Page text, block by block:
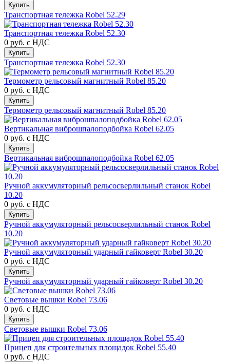
Купить
Транспортная тележка Robel 52.29
Транспортная тележка Robel 52.30
0 руб. с НДС
Купить
Транспортная тележка Robel 52.30
Термометр рельсовый магнитный Robel 85.20
0 руб. с НДС
Купить
Термометр рельсовый магнитный Robel 85.20
Вертикальная виброшпалоподбойка Robel 62.05
0 руб. с НДС
Купить
Вертикальная виброшпалоподбойка Robel 62.05
Ручной аккумуляторный рельсосверлильный станок Robel
10.20
0 руб. с НДС
Купить
Ручной аккумуляторный рельсосверлильный станок Robel
10.20
Ручной аккумуляторный ударный гайковерт Robel 30.20
0 руб. с НДС
Купить
Ручной аккумуляторный ударный гайковерт Robel 30.20
Световые вышки Robel 73.06
0 руб. с НДС
Купить
Световые вышки Robel 73.06
Прицеп для строительных площадок Robel 55.40
0 руб. с НДС